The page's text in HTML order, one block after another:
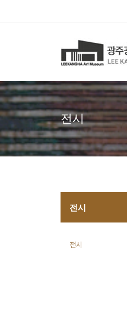
전시
전시
전시